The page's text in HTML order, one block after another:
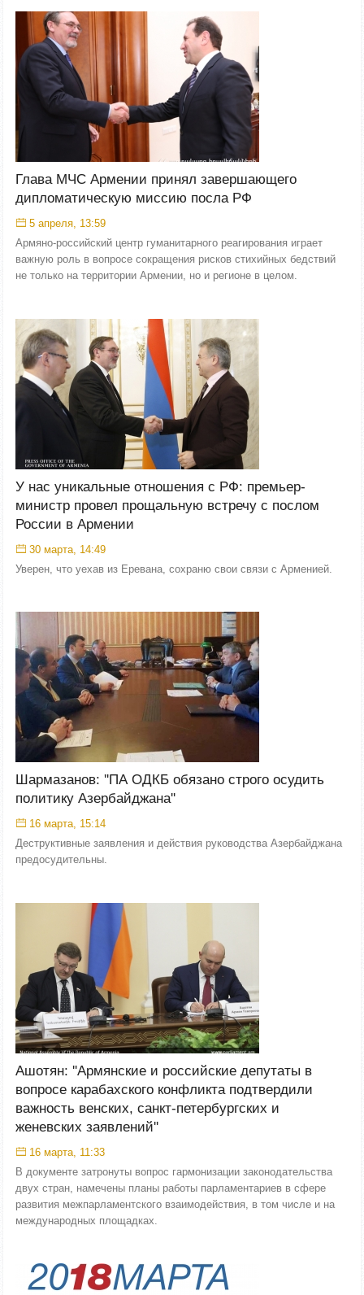
Глава МЧС Армении принял завершающего
дипломатическую миссию посла РФ
5 апреля, 13:59
Армяно-российский центр гуманитарного реагирования играет
важную роль в вопросе сокращения рисков стихийных бедствий
не только на территории Армении, но и регионе в целом.
У нас уникальные отношения с РФ: премьер-
министр провел прощальную встречу с послом
России в Армении
30 марта, 14:49
Уверен, что уехав из Еревана, сохраню свои связи с Арменией.
Шармазанов: ''ПА ОДКБ обязано строго осудить
политику Азербайджана''
16 марта, 15:14
Деструктивные заявления и действия руководства Азербайджана
предосудительны.
Ашотян: ''Армянские и российские депутаты в
вопросе карабахского конфликта подтвердили
важность венских, санкт-петербургских и
женевских заявлений''
16 марта, 11:33
В документе затронуты вопрос гармонизации законодательства
двух стран, намечены планы работы парламентариев в сфере
развития межпарламентского взаимодействия, в том числе и на
международных площадках.